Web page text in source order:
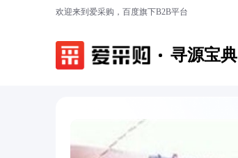
欢迎来到爱采购，百度旗下B2B平台
寻源宝典